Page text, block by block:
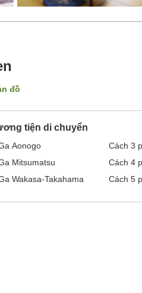
đồ
tiện di chuyển
Aonogo Cách 3
Mitsumatsu
Cách 4
Wakasa-Takahama
Cách 5